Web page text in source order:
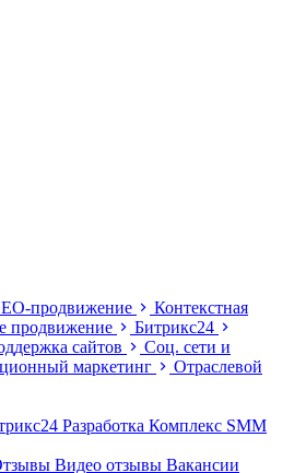
продвижение
Контекстная
продвижение
Битрикс24
сайтов
Соц. сети и
маркетинг
Отраслевой
Разработка Комплекс SMM
Видео отзывы Вакансии